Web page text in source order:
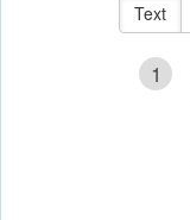
Text
1